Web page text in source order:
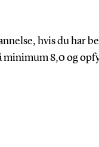
, hvisdu har
minimum8,0og